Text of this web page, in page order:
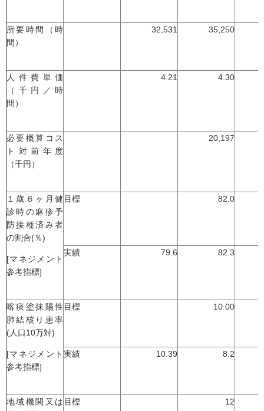
所要時間（時
間）
32,531 35,250
人件費単価
（千円／時
間）
4.21 4.30
必要概算コス
ト対前年度
（千円）
20,197
１歳６ヶ月健
診時の麻疹予
防接種済み者
の割合(％)
[マネジメント
参考指標]
目標 82.0
実績 79.6 82.3
喀痰塗抹陽性
肺結核り患率
(人口10万対)
[マネジメント
参考指標]
目標 10.00
実績 10.39 8.2
地域機関又は 目標 12